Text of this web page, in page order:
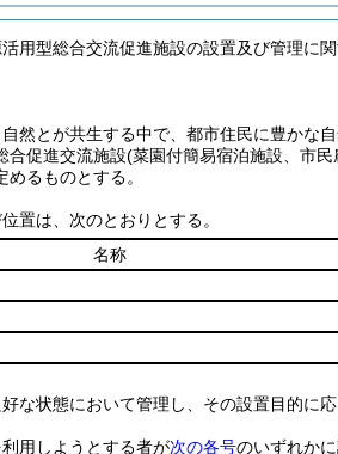
用型総合交流促進施設の設置及び管理に
然とが共生する中で、都市住民に豊かな
合促進交流施設(菜園付簡易宿泊施設、市
るものとする。
置は、次のとおりとする。
名称
な状態において管理し、その設置目的に
用しようとする者が次の各号のいずれか